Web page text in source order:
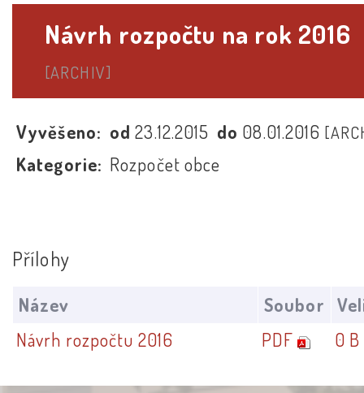
Návrh rozpočtu na rok 2016
[ARCHIV]
Vyvěšeno: od23.12.2015 do 08.01.2016
Kategorie: Rozpočet obce
Přílohy
Název Soubor
Návrh rozpočtu 2016
PDF 0 B